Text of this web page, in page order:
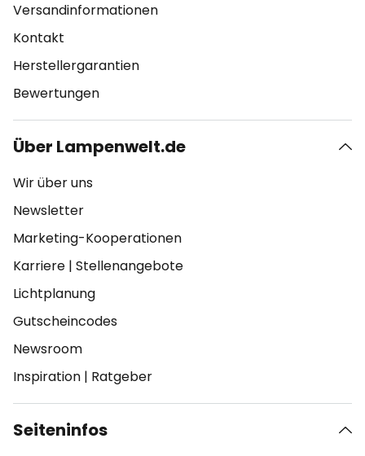
Versandinformationen
Kontakt
Herstellergarantien
Bewertungen
Über Lampenwelt.de
Wir über uns
Newsletter
Marketing-Kooperationen
Karriere | Stellenangebote
Lichtplanung
Gutscheincodes
Newsroom
Inspiration | Ratgeber
Seiteninfos